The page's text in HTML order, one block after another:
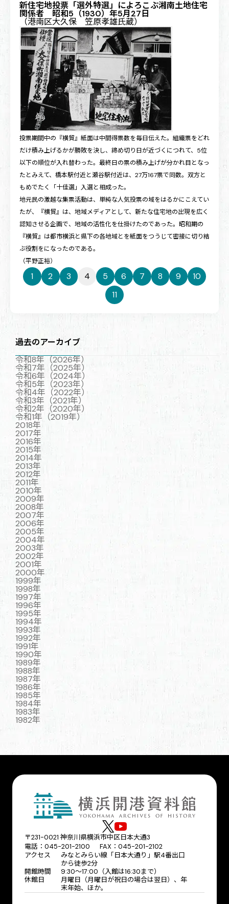
新住宅地投票「選外特選」によろこぶ湘南土地住宅
関係者 昭和5（1930）年5月27日
（港南区大久保 笠原孝雄氏蔵）
投票期間中の『横貿』紙面は中間得票数を毎日伝えた。組織票をどれ
だけ積み上げるかが勝敗を決し、締め切り日が近づくにつれて、5位
以下の順位が入れ替わった。最終日の票の積み上げが分かれ目となっ
たとみえて、橋本駅付近と瀬谷駅付近は、27万167票で同数。双方と
もめでたく「十佳選」入選と相成った。
地元民の激越な集票活動は、単純な人気投票の域をはるかにこえてい
たが、『横貿』は、地域メディアとして、新たな住宅地の出現を広く
認知させる企画で、地域の活性化を仕掛けたのであった。昭和期の
『横貿』は都市横浜と県下の各地域とを紙面をつうじて密接に切り結
ぶ役割をになったのである。
（平野正裕）
1 2 3 4 5 6 7 8 9
10
11
過去のアーカイブ
令和8年（2026年）
令和7年（2025年）
令和6年（2024年）
令和5年（2023年）
令和4年（2022年）
令和3年（2021年）
令和2年（2020年）
令和1年（2019年）
2018年
2017年
2016年
2015年
2014年
2013年
2012年
2011年
2010年
2009年
2008年
2007年
2006年
2005年
2004年
2003年
2002年
2001年
2000年
1999年
1998年
1997年
1996年
1995年
1994年
1993年
1992年
1991年
1990年
1989年
1988年
1987年
1986年
1985年
1984年
1983年
1982年
〒231-0021 神奈川県横浜市中区日本大通3
電話：045-201-2100 FAX：045-201-2102
アクセス
みなとみらい線「日本大通り」駅4番出口
から徒歩2分
開館時間
9:30〜17:00（入館は16:30まで）
休館日
月曜日（月曜日が祝日の場合は翌日）、年
末年始、ほか。